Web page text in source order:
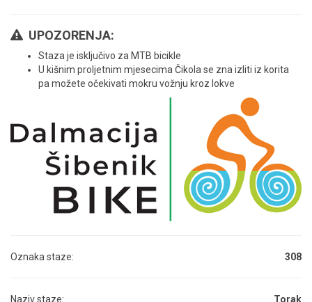
UPOZORENJA:
Staza je isključivo za MTB bicikle
U kišnim proljetnim mjesecima Čikola se zna izliti iz korita
pa možete očekivati mokru vožnju kroz lokve
Oznaka staze: 308
Naziv staze: Torak